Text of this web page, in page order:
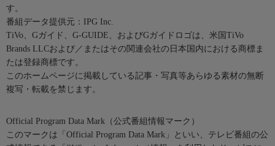
す。
番組データ提供元：IPG Inc.
TiVo、Gガイド、G-GUIDE、およびGガイドロゴは、米国TiVo
Brands LLCおよび／またはその関連会社の日本国内における商標ま
たは登録商標です。
このホームページに掲載している記事・写真等あらゆる素材の無断
複写・転載を禁じます。
Official Program Data Mark（公式番組情報マーク）
このマークは「Official Program Data Mark」といい、テレビ番組の公